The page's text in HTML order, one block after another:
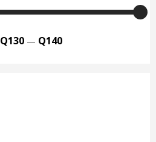
Q130 — Q140